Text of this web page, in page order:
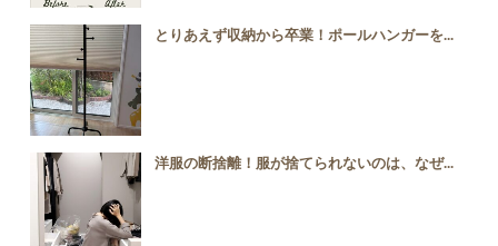
とりあえず収納から卒業！ポールハンガーを...
洋服の断捨離！服が捨てられないのは、なぜ...